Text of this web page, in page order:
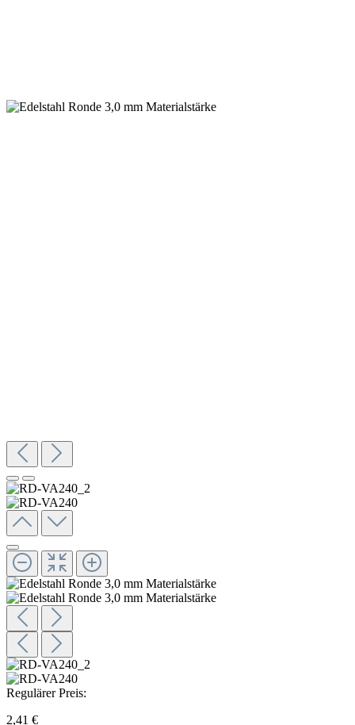
Regulärer Preis:
2,41 €